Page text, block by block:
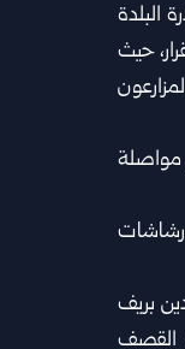
البلدة
حيث
مواصلة